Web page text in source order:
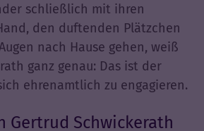
schließlich mit ihren
den duftenden Plätzchen
nach Hause gehen, weiß
ganz genau: Das ist der
ehrenamtlich zu engagieren.
Gertrud Schwickerath